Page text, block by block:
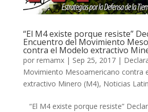
“El M4 existe porque resiste”
Encuentro del Movimiento
contra el Modelo extractivo
por remamx| Sep 25, 2017|
Movimiento Mesoamericano contra
extractivo Minero (M4), Noticias
“El M4 existe porque resiste”